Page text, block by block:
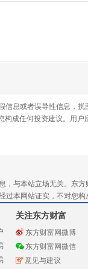
息或者误导性信息，
成任何投资建议。用
，与本站立场无关。东
过本网站证实，不对您
关注东方财富
东方财富网微博
东方财富网微信
意见与建议